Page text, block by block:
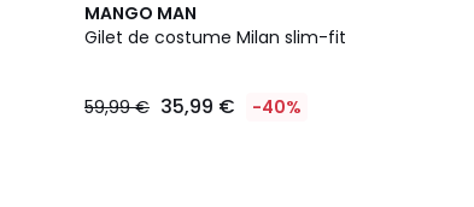
MANGO MAN
Gilet de costume Milan slim-fit
59,99 € 35,99 € -40%